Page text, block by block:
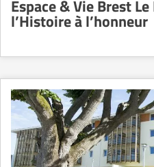
Espace & Vie Brest
l’Histoire à l’honneur